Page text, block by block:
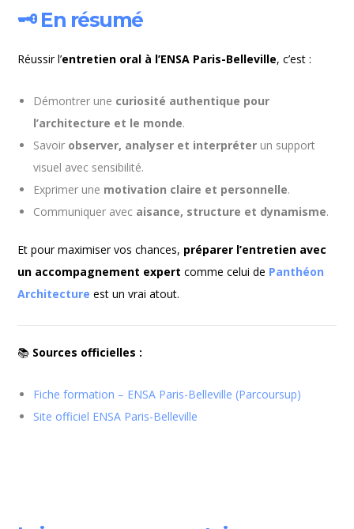
🗝️ En résumé
Réussir l’entretien oral à l’ENSA Paris-Belleville, c’est :
Démontrer une curiosité authentique pour
l’architecture et le monde.
Savoir observer, analyser et interpréter un support
visuel avec sensibilité.
Exprimer une motivation claire et personnelle.
Communiquer avec aisance, structure et dynamisme.
Et pour maximiser vos chances, préparer l’entretien avec
un accompagnement expert comme celui de Panthéon
Architecture est un vrai atout.
📚 Sources officielles :
Fiche formation – ENSA Paris-Belleville (Parcoursup)
Site officiel ENSA Paris-Belleville